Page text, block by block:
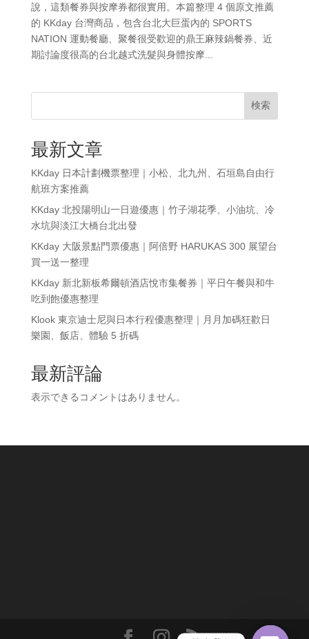
說，這類餐券與按摩券都很實用。本篇整理 4 個原文推薦
的 KKday 台灣商品，包含台北大巨蛋內的 SPORTS
NATION 運動餐廳、聚餐很受歡迎的鼎王麻辣鍋餐券、近
期討論度很高的台北越式洗髮與身體按摩...
検索
最新文章
KKday 日本計劃機票整理｜小松、北九州、石垣島自由行
航班方案推薦
KKday 北投陽明山一日遊優惠｜竹子湖花季、小油坑、冷
水坑與淡江大橋台北出發
KKday 大阪景點門票優惠｜阿倍野 HARUKAS 300 展望台
買一送一整理
KKday 新北新板希爾頓酒店悅市集餐券｜平日午餐與和牛
吃到飽優惠整理
Klook 東京迪士尼與日本行程優惠整理｜月月加碼狂歡日
樂園、飯店、體驗 5 折碼
最新評論
表示できるコメントはありません。